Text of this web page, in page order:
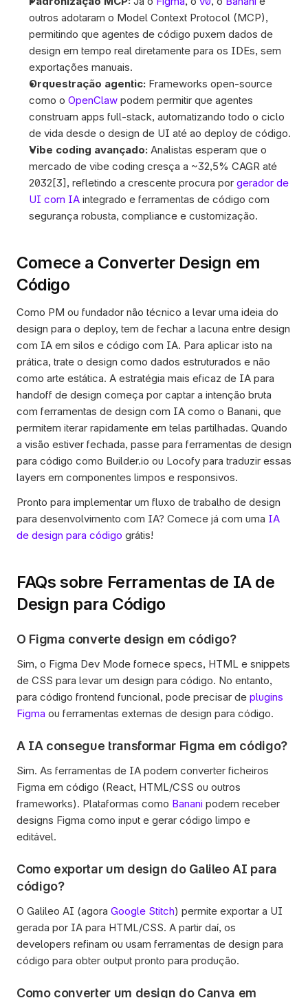
outros adotaram o Model Context Protocol (MCP),
permitindo que agentes de código puxem dados de
design em tempo real diretamente para os IDEs, sem
exportações manuais.
Orquestração agentic: Frameworks open-source
como o OpenClaw podem permitir que agentes
construam apps full-stack, automatizando todo o ciclo
de vida desde o design de UI até ao deploy de código.
Vibe coding avançado: Analistas esperam que o
mercado de vibe coding cresça a ~32,5% CAGR até
2032[3], refletindo a crescente procura por gerador de
UI com IA integrado e ferramentas de código com
segurança robusta, compliance e customização.
Comece a Converter Design em
Código
Como PM ou fundador não técnico a levar uma ideia do
design para o deploy, tem de fechar a lacuna entre design
com IA em silos e código com IA. Para aplicar isto na
prática, trate o design como dados estruturados e não
como arte estática. A estratégia mais eficaz de IA para
handoff de design começa por captar a intenção bruta
com ferramentas de design com IA como o Banani, que
permitem iterar rapidamente em telas partilhadas. Quando
a visão estiver fechada, passe para ferramentas de design
para código como Builder.io ou Locofy para traduzir essas
layers em componentes limpos e responsivos.
Pronto para implementar um fluxo de trabalho de design
para desenvolvimento com IA? Comece já com uma IA
de design para código grátis!
FAQs sobre Ferramentas de IA de
Design para Código
O Figma converte design em código?
Sim, o Figma Dev Mode fornece specs, HTML e snippets
de CSS para levar um design para código. No entanto,
para código frontend funcional, pode precisar de plugins
Figma ou ferramentas externas de design para código.
A IA consegue transformar Figma em código?
Sim. As ferramentas de IA podem converter ficheiros
Figma em código (React, HTML/CSS ou outros
frameworks). Plataformas como Banani podem receber
designs Figma como input e gerar código limpo e
editável.
Como exportar um design do Galileo AI para
código?
O Galileo AI (agora Google Stitch) permite exportar a UI
gerada por IA para HTML/CSS. A partir daí, os
developers refinam ou usam ferramentas de design para
código para obter output pronto para produção.
Como converter um design do Canva em